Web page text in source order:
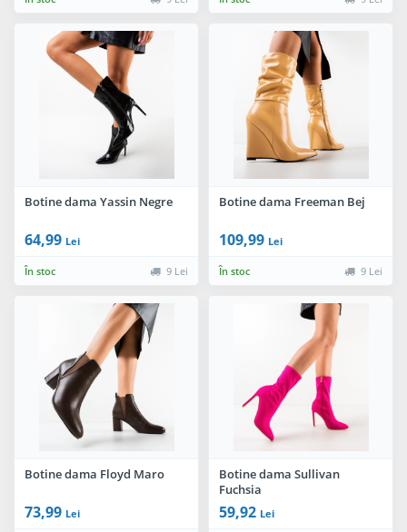
Botine dama Yassin Negre
64,99 Lei
În stoc 9 Lei
Botine dama Freeman Bej
109,99 Lei
În stoc 9 Lei
Botine dama Floyd Maro
73,99 Lei
Botine dama Sullivan
Fuchsia
59,92 Lei